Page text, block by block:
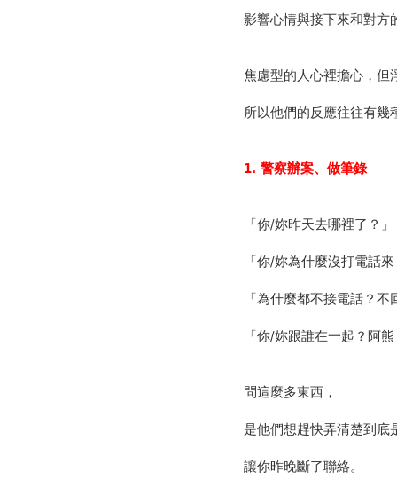
影響心情與接下來和對方
焦慮型的人心裡擔心，但
所以他們的反應往往有幾
1. 警察辦案、做筆錄
「你/妳昨天去哪裡了？
「你/妳為什麼沒打電話
「為什麼都不接電話？不
「你/妳跟誰在一起？阿
問這麼多東西，
是他們想趕快弄清楚到底
讓你昨晚斷了聯絡。